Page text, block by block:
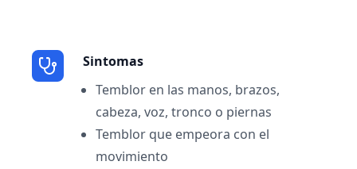
Sintomas
Temblor en las manos, brazos,
cabeza, voz, tronco o piernas
Temblor que empeora con el
movimiento